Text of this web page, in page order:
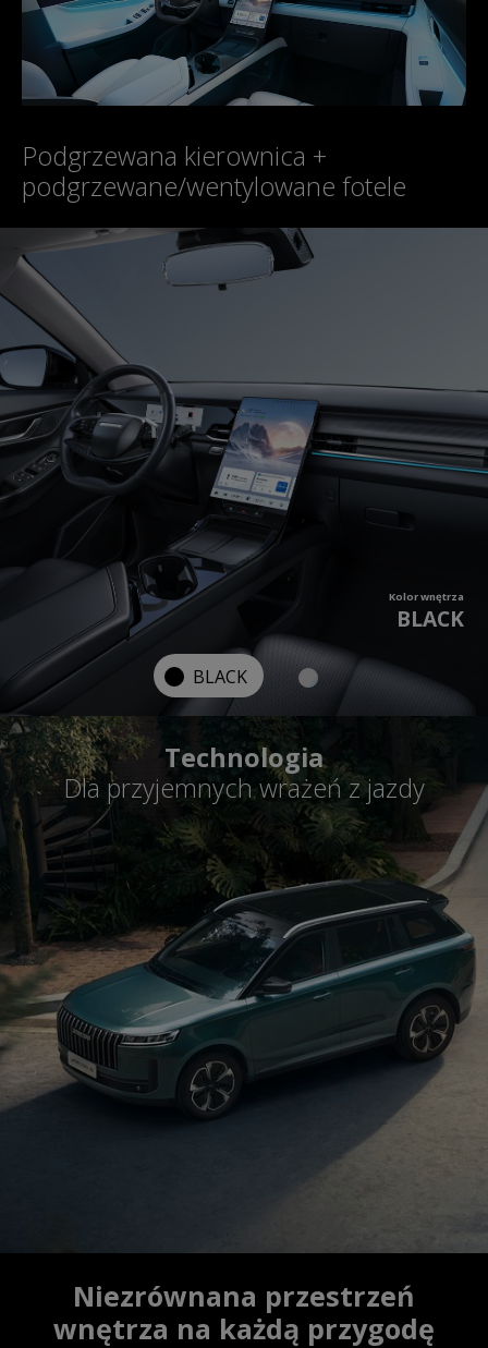
Podgrzewana kierownica +
podgrzewane/wentylowane fotele
Kolor wnętrza
BLACK
BLACK
Technologia
Dla przyjemnych wrażeń z jazdy
Niezrównana przestrzeń
wnętrza na każdą przygodę